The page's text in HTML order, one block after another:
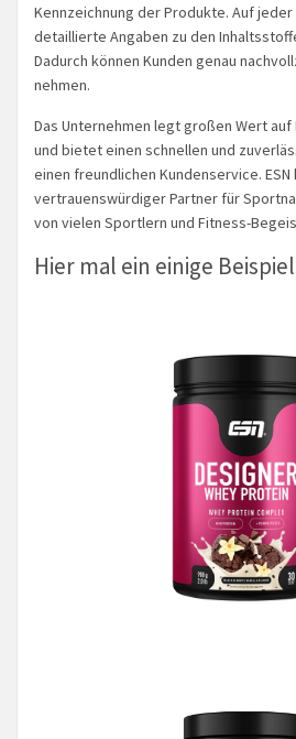
Kennzeichnung der Produkte. Auf
detaillierte Angaben zu den
Dadurch können Kunden genau
nehmen.
Das Unternehmen legt großen Wert
und bietet einen schnellen und
einen freundlichen Kundenservice. ESN
vertrauenswürdiger Partner für
von vielen Sportlern und Fitness-
Hier mal ein einige